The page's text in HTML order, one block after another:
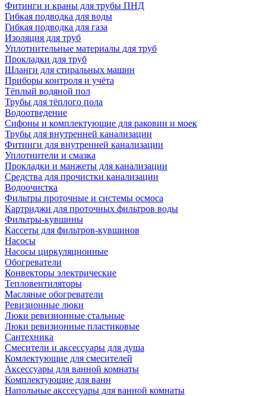
Фитинги и краны для трубы ПНД
Гибкая подводка для воды
Гибкая подводка для газа
Изоляция для труб
Уплотнительные материалы для труб
Прокладки для труб
Шланги для стиральных машин
Приборы контроля и учёта
Тёплый водяной пол
Трубы для тёплого пола
Водоотведение
Сифоны и комплектующие для раковин и моек
Трубы для внутренней канализации
Фитинги для внутренней канализации
Уплотнители и смазка
Прокладки и манжеты для канализации
Средства для прочистки канализации
Водоочистка
Фильтры проточные и системы осмоса
Картриджи для проточных фильтров воды
Фильтры-кувшины
Кассеты для фильтров-кувшинов
Насосы
Насосы циркуляционные
Обогреватели
Конвекторы электрические
Тепловентиляторы
Масляные обогреватели
Ревизионные люки
Люки ревизионные стальные
Люки ревизионные пластиковые
Сантехника
Смесители и аксессуары для душа
Комлектующие для смесителей
Аксессуары для ванной комнаты
Комплектующие для ванн
Напольные акссесуары для ванной комнаты